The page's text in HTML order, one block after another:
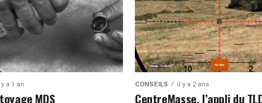
a 1 an
MDS
CONSEILS il y a 2 ans
CentreMasse, l’appli du